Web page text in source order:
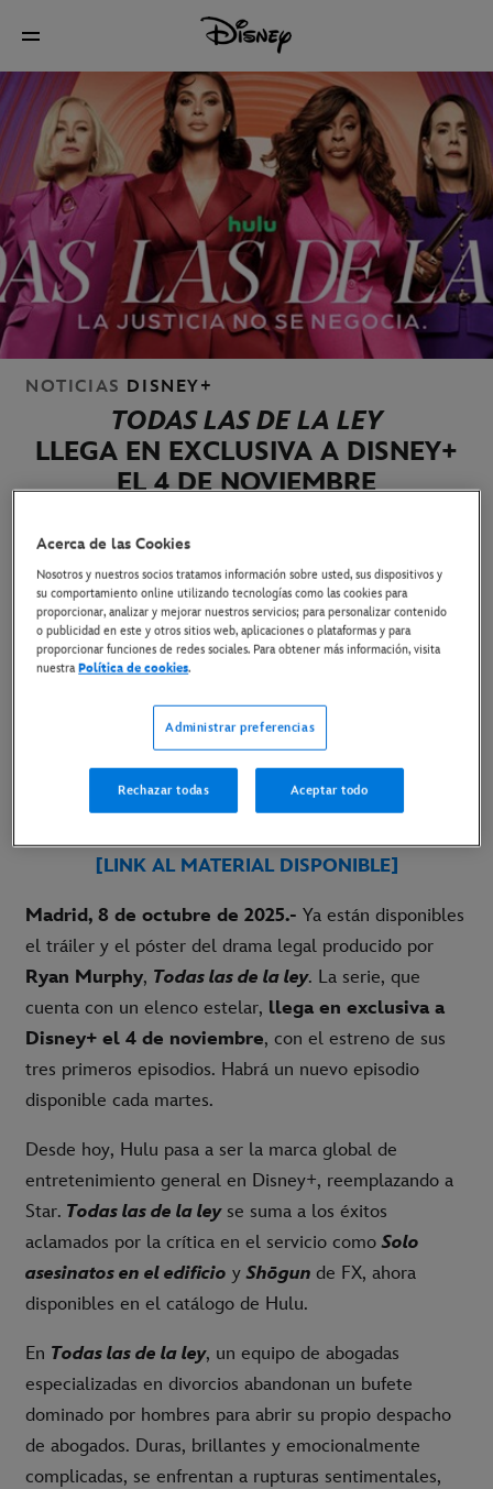
NOTICIAS DISNEY+
TODAS LAS DE LA LEY
LLEGA EN EXCLUSIVA A DISNEY+
EL 4 DE NOVIEMBRE
9 de octubre de 2025
El drama legal está protagonizada por Kim
Kardashian, Naomi Watts, Niecy Nash-Betts,
Teyana Taylor, Matthew Noszka con Sarah Paulson
y Glenn Close
[LINK AL TRÁILER]
[LINK AL MATERIAL DISPONIBLE]
Madrid, 8 de octubre de 2025.- Ya están disponibles
el tráiler y el póster del drama legal producido por
Ryan Murphy, Todas las de la ley. La serie, que
cuenta con un elenco estelar, llega en exclusiva a
Disney+ el 4 de noviembre, con el estreno de sus
tres primeros episodios. Habrá un nuevo episodio
disponible cada martes.
Desde hoy, Hulu pasa a ser la marca global de
entretenimiento general en Disney+, reemplazando a
Star. Todas las de la leyse suma a los éxitos
aclamados por la crítica en el servicio comoSolo
asesinatos en el edificio yShōgun de FX, ahora
disponibles en el catálogo de Hulu.
En Todas las de la ley, un equipo de abogadas
especializadas en divorcios abandonan un bufete
dominado por hombres para abrir su propio despacho
de abogados. Duras, brillantes y emocionalmente
complicadas, se enfrentan a rupturas sentimentales,
Acerca de las Cookies
Nosotros y nuestros socios tratamos información sobre usted, sus dispositivos y
su comportamiento online utilizando tecnologías como las cookies para
proporcionar, analizar y mejorar nuestros servicios; para personalizar contenido
o publicidad en este y otros sitios web, aplicaciones o plataformas y para
proporcionar funciones de redes sociales. Para obtener más información, visita
nuestraPolítica de cookies.
Administrar preferencias
Rechazar todas Aceptar todo